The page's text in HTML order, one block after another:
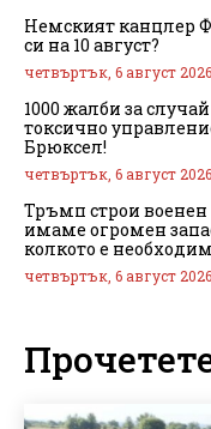
Немският канцлер
си на 10 август?
четвъртък, 6 август 2026
1000 жалби за
токсично
Брюксел!
четвъртък, 6 август 2026
Тръмп строи
имаме огромен
колкото е
четвъртък, 6 август 2026